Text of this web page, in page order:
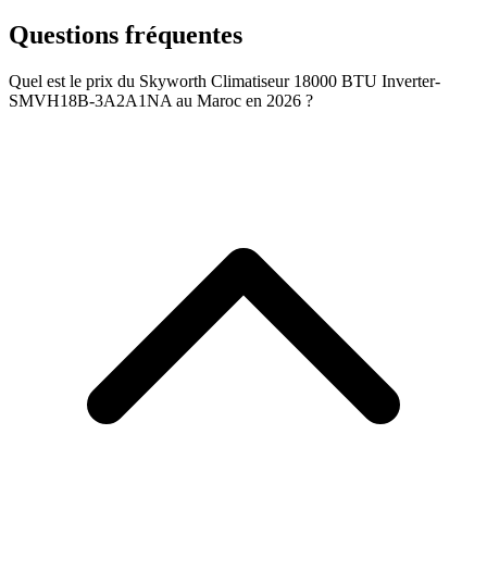
Questions fréquentes
Quel est le prix du Skyworth Climatiseur 18000 BTU Inverter-
SMVH18B-3A2A1NA au Maroc en 2026 ?